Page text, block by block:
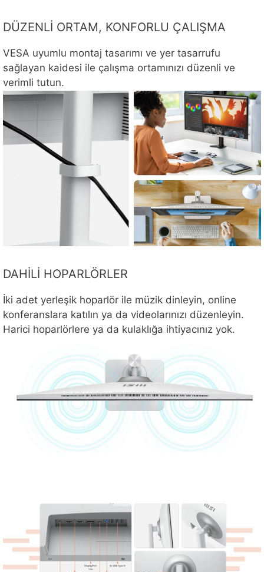
DÜZENLİ ORTAM, KONFORLU ÇALIŞMA
VESA uyumlu montaj tasarımı ve yer tasarrufu
sağlayan kaidesi ile çalışma ortamınızı düzenli ve
verimli tutun.
DAHİLİ HOPARLÖRLER
İki adet yerleşik hoparlör ile müzik dinleyin, online
konferanslara katılın ya da videolarınızı düzenleyin.
Harici hoparlörlere ya da kulaklığa ihtiyacınız yok.